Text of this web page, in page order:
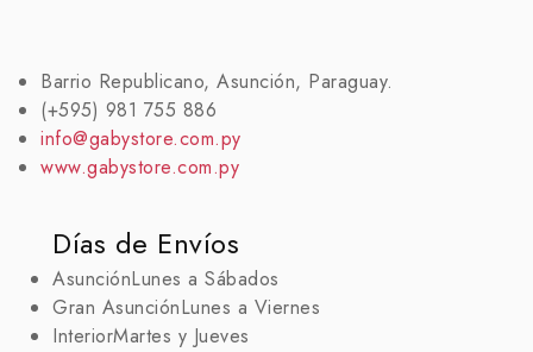
Barrio Republicano, Asunción, Paraguay.
(+595) 981 755 886
info@gabystore.com.py
www.gabystore.com.py
Días de Envíos
AsunciónLunes a Sábados
Gran AsunciónLunes a Viernes
InteriorMartes y Jueves